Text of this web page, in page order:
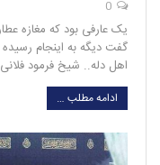
یک عارفی بود که مغازه
گفت دیگه به اینجام
اهل دله.. شیخ فرمود
ادامه مطلب …